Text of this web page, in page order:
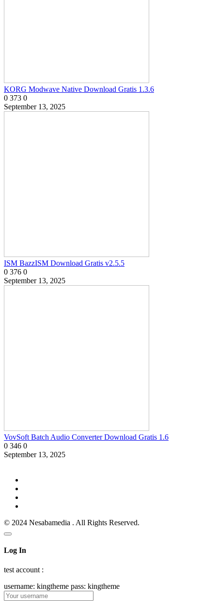
KORG Modwave Native Download Gratis 1.3.6
0 373 0
September 13, 2025
ISM BazzISM Download Gratis v2.5.5
0 376 0
September 13, 2025
VovSoft Batch Audio Converter Download Gratis 1.6
0 346 0
September 13, 2025
© 2024 Nesabamedia . All Rights Reserved.
Log In
test account :
username: kingtheme pass: kingtheme